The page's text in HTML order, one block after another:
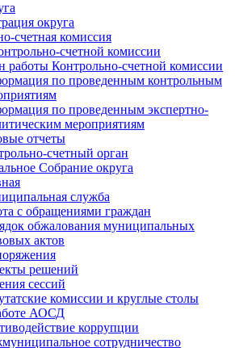
округа
счетная комиссия
счетной комиссии
работы Контрольно-счетной комиссии
по проведенным контрольным
по проведенным экспертно-
мероприятиям
отчеты
счетный орган
Собрание округа
служба
с обращениями граждан
обжалования муниципальных
актов
решений
сессий
комиссии и круглые столы
АОСД
коррупции
сотрудничество